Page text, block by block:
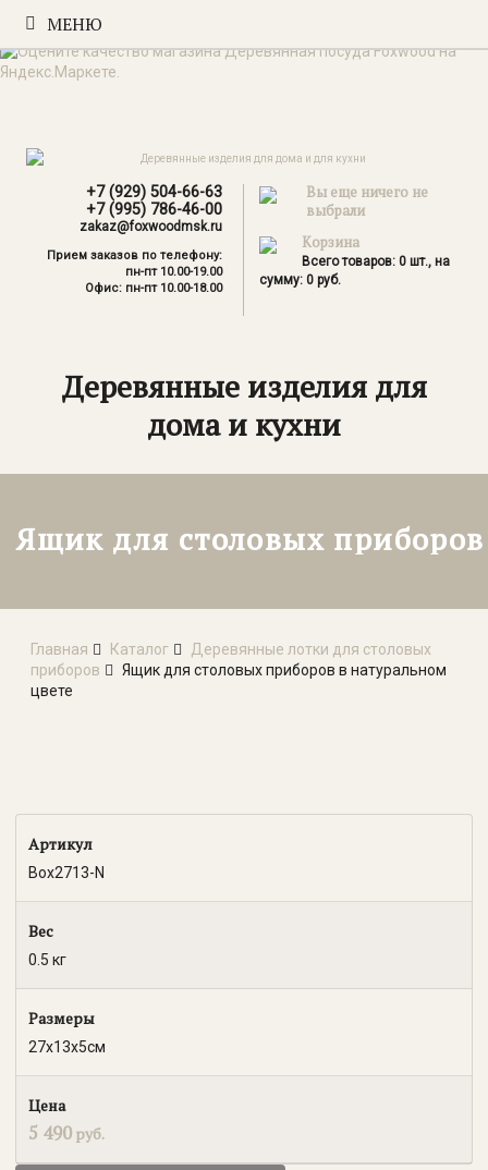
+7 (929) 504-66-63
+7 (995) 786-46-00
zakaz@foxwoodmsk.ru
Прием заказов по телефону:
пн-пт 10.00-19.00
Офис: пн-пт 10.00-18.00
Вы еще ничего не
выбрали
Корзина
Всего товаров:0 шт., на
сумму: 0 руб.
Деревянные изделия для
дома и кухни
МЕНЮ
Ящик для столовых
Главная Каталог
Деревянные лотки для столовых
приборов
Ящик для столовых приборов в натуральном
цвете
Артикул
Box2713-N
Вес
0.5 кг
Размеры
27x13x5см
Цена
5 490руб.